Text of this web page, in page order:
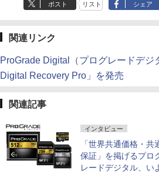
ポスト リスト シェア
関連リンク
ProGrade Digital（プログレードデ
Digital Recovery Pro」を発売
関連記事
インタビュー
「世界共通価格・共
保証」を掲げるプロ
レードデジタル、い